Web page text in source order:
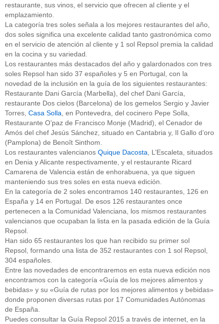
restaurante, sus vinos, el servicio que ofrecen al cliente y el
emplazamiento.
La categoría tres soles señala a los mejores restaurantes del año,
dos soles significa una excelente calidad tanto gastronómica como
en el servicio de atención al cliente y 1 sol Repsol premia la calidad
en la cocina y su variedad.
Los restaurantes más destacados del año y galardonados con tres
soles Repsol han sido 37 españoles y 5 en Portugal, con la
novedad de la inclusión en la guía de los siguientes restaurantes:
Restaurante Dani García (Marbella), del chef Dani García,
restaurante Dos cielos (Barcelona) de los gemelos Sergio y Javier
Torres, Casa Solla , en Pontevedra, del cocinero Pepe Solla,
Restaurante O’paz de Francisco Monje (Madrid), el Cenador de
Amós del chef Jesús Sánchez, situado en Cantabria y, Il Gallo d’oro
(Pamplona) de Benoît Sinthom.
Los restaurantes valencianos Quique Dacosta , L’Escaleta, situados
en Denia y Alicante respectivamente, y el restaurante Ricard
Camarena de Valencia están de enhorabuena, ya que siguen
manteniendo sus tres soles en esta nueva edición.
En la categoría de 2 soles encontramos 140 restaurantes, 126 en
España y 14 en Portugal. De esos 126 restaurantes once
pertenecen a la Comunidad Valenciana, los mismos restaurantes
valencianos que ocupaban la lista en la pasada edición de la Guía
Repsol.
Han sido 65 restaurantes los que han recibido su primer sol
Repsol, formando una lista de 352 restaurantes con 1 sol Repsol,
304 españoles.
Entre las novedades de encontraremos en esta nueva edición nos
encontramos con la categoría «Guía de los mejores alimentos y
bebidas» y su «Guía de rutas por los mejores alimentos y bebidas»
donde proponen diversas rutas por 17 Comunidades Autónomas
de España.
Puedes consultar la Guía Repsol 2015 a través de internet, en la